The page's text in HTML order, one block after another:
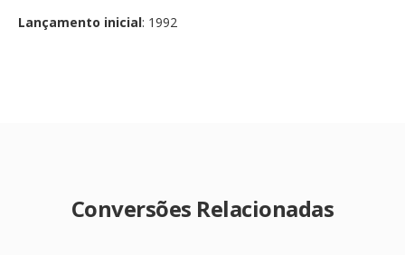
Lançamento inicial: 1992
Conversões Relacionadas